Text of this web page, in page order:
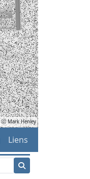
ⓒ Mark Henley
Liens